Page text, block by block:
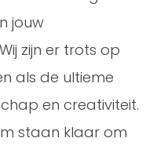
jouw
zijn er trots op
als de ultieme
en creativiteit.
staan klaar om